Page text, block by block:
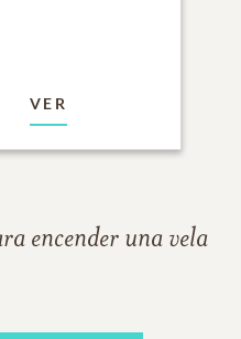
VER
encender una vela